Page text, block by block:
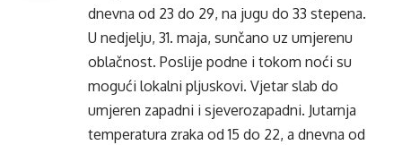
dnevna od 23 do 29, na jugu do 33 stepena.
U nedjelju, 31. maja, sunčano uz umjerenu
oblačnost. Poslije podne i tokom noći su
mogući lokalni pljuskovi. Vjetar slab do
umjeren zapadni i sjeverozapadni. Jutarnja
temperatura zraka od 15 do 22, a dnevna od